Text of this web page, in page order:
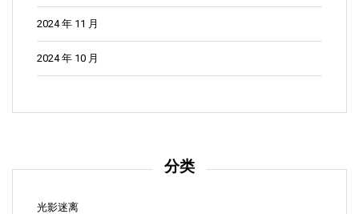
2024 年 11 月
2024 年 10 月
分类
光影迷离